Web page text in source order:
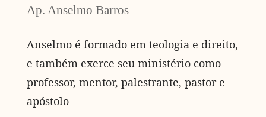
Ap. Anselmo Barros
Anselmo é formado em teologia e direito,
e também exerce seu ministério como
professor, mentor, palestrante, pastor e
apóstolo